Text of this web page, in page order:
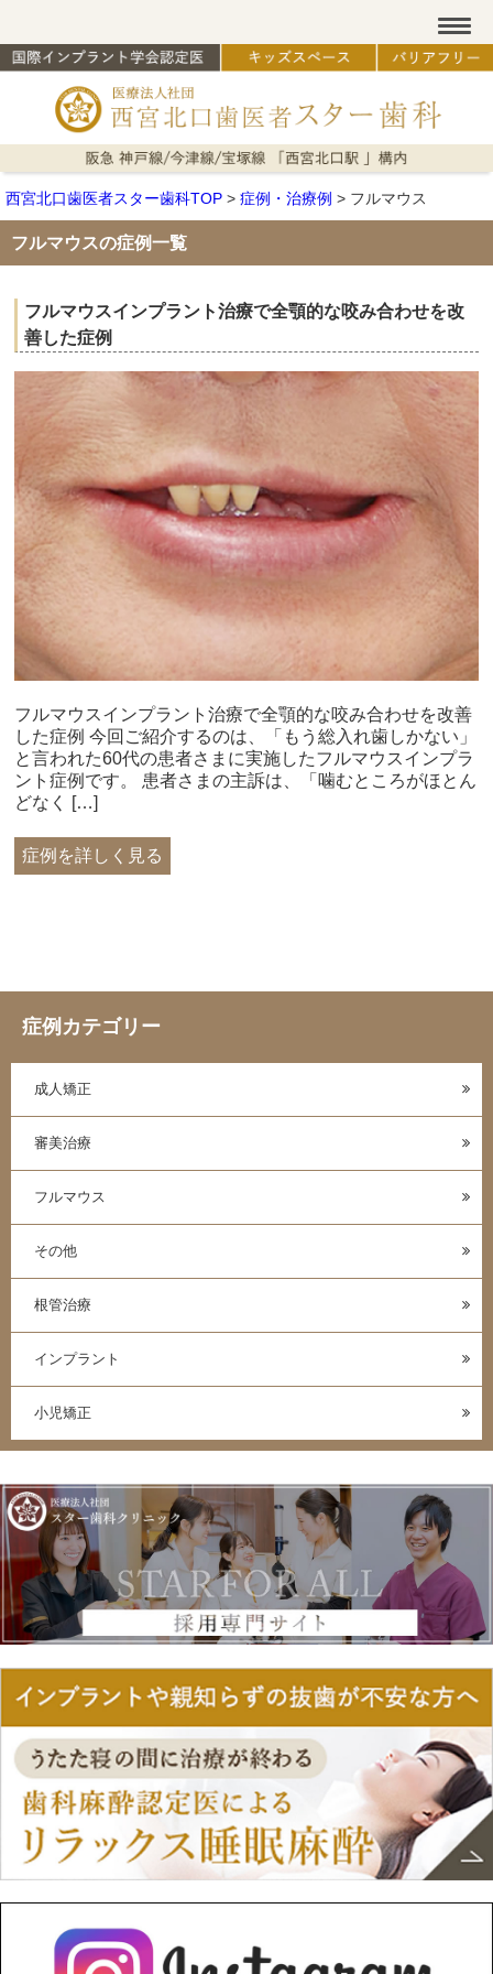
西宮北口歯医者スター歯科TOP > 症例・治療例 > フルマウス
フルマウスの症例一覧
フルマウスインプラント治療で全顎的な咬み合わせを改
善した症例
フルマウスインプラント治療で全顎的な咬み合わせを改善
した症例 今回ご紹介するのは、「もう総入れ歯しかない」
と言われた60代の患者さまに実施したフルマウスインプラ
ント症例です。 患者さまの主訴は、「噛むところがほとん
どなく […]
症例を詳しく見る
症例カテゴリー
成人矯正
審美治療
フルマウス
その他
根管治療
インプラント
小児矯正